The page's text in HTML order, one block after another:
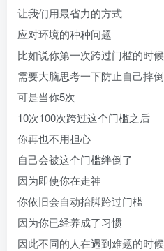
让我们用最省力的方式
应对环境的种种问题
比如说你第一次跨过门槛的时候
需要大脑思考一下防止自己摔倒
可是当你5次
10次100次跨过这个门槛之后
你再也不用担心
自己会被这个门槛绊倒了
因为即使你在走神
你依旧会自动抬脚跨过门槛
因为你已经养成了习惯
因此不同的人在遇到难题的时候